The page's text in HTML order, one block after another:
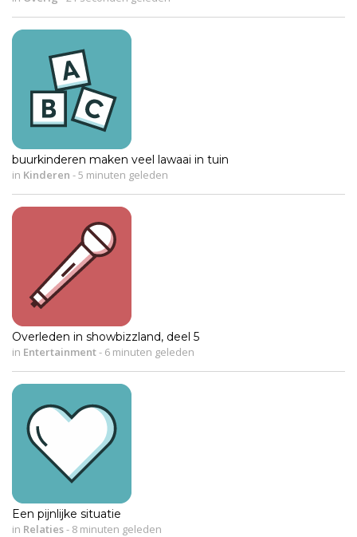
buurkinderen maken veel lawaai in tuin
in Kinderen -5 minuten geleden
Overleden in showbizzland, deel 5
in Entertainment- 6 minuten geleden
Een pijnlijke situatie
in Relaties- 8 minuten geleden